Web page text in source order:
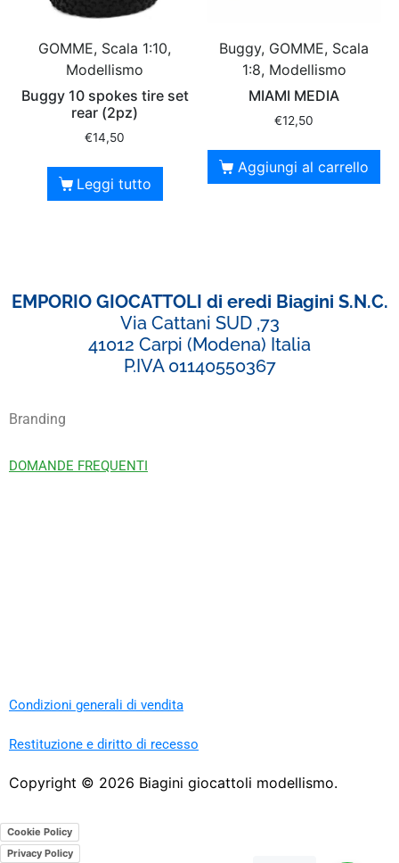
GOMME, Scala 1:10,
Modellismo
Buggy 10 spokes tire set
rear (2pz)
€14,50
Leggi tutto
Buggy, GOMME, Scala
1:8, Modellismo
MIAMI MEDIA
€12,50
Aggiungi al carrello
EMPORIO GIOCATTOLI di eredi Biagini S.N.C.
Via Cattani SUD ,73
41012 Carpi (Modena) Italia
P.IVA 01140550367
Branding
DOMANDE FREQUENTI
Condizioni generali di vendita
Restituzione e diritto di recesso
Copyright © 2026 Biagini giocattoli modellismo.
Cookie Policy
Privacy Policy